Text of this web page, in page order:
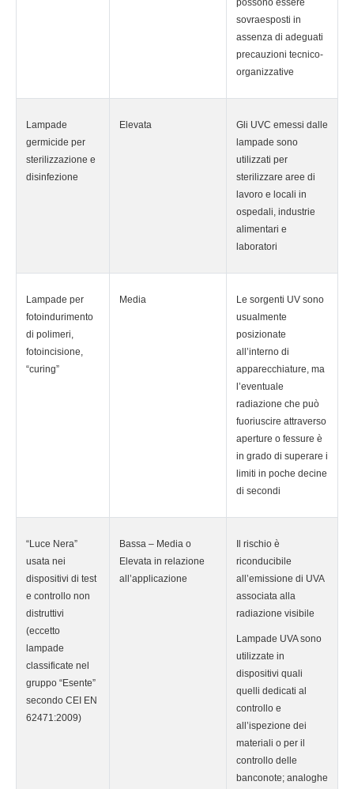
possono essere
sovraesposti in
assenza di adeguati
precauzioni tecnico-
organizzative
Lampade
germicide per
sterilizzazione e
disinfezione
Elevata
Gli UVC emessi dalle
lampade sono
utilizzati per
sterilizzare aree di
lavoro e locali in
ospedali, industrie
alimentari e
laboratori
Lampade per
fotoindurimento
di polimeri,
fotoincisione,
“curing”
Media
Le sorgenti UV sono
usualmente
posizionate
all’interno di
apparecchiature, ma
l’eventuale
radiazione che può
fuoriuscire attraverso
aperture o fessure è
in grado di superare i
limiti in poche decine
di secondi
“Luce Nera”
usata nei
dispositivi di test
e controllo non
distruttivi
(eccetto
lampade
classificate nel
gruppo “Esente”
secondo CEI EN
62471:2009)
Bassa – Media o
Elevata in relazione
all’applicazione
Il rischio è
riconducibile
all’emissione di UVA
associata alla
radiazione visibile
Lampade UVA sono
utilizzate in
dispositivi quali
quelli dedicati al
controllo e
all’ispezione dei
materiali o per il
controllo delle
banconote; analoghe